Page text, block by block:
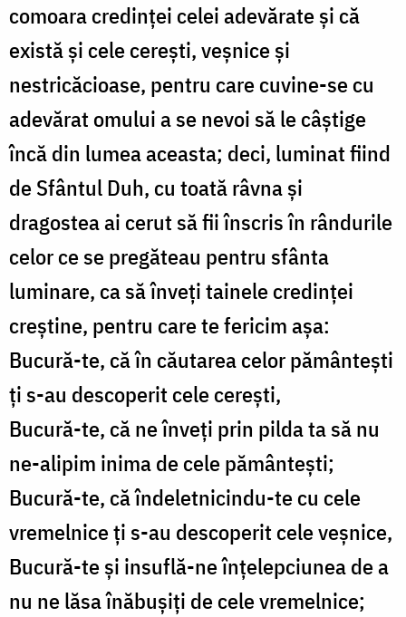
comoara credinței celei adevărate și că
există și cele cerești, veșnice și
nestricăcioase, pentru care cuvine-se cu
adevărat omului a se nevoi să le câștige
încă din lumea aceasta; deci, luminat fiind
de Sfântul Duh, cu toată râvna și
dragostea ai cerut să fii înscris în rândurile
celor ce se pregăteau pentru sfânta
luminare, ca să înveți tainele credinței
creștine, pentru care te fericim așa:
Bucură-te, că în căutarea celor pământești
ți s-au descoperit cele cerești,
Bucură-te, că ne înveți prin pilda ta să nu
ne-alipim inima de cele pământești;
Bucură-te, că îndeletnicindu-te cu cele
vremelnice ți s-au descoperit cele veșnice,
Bucură-te și insuflă-ne înțelepciunea de a
nu ne lăsa înăbușiți de cele vremelnice;